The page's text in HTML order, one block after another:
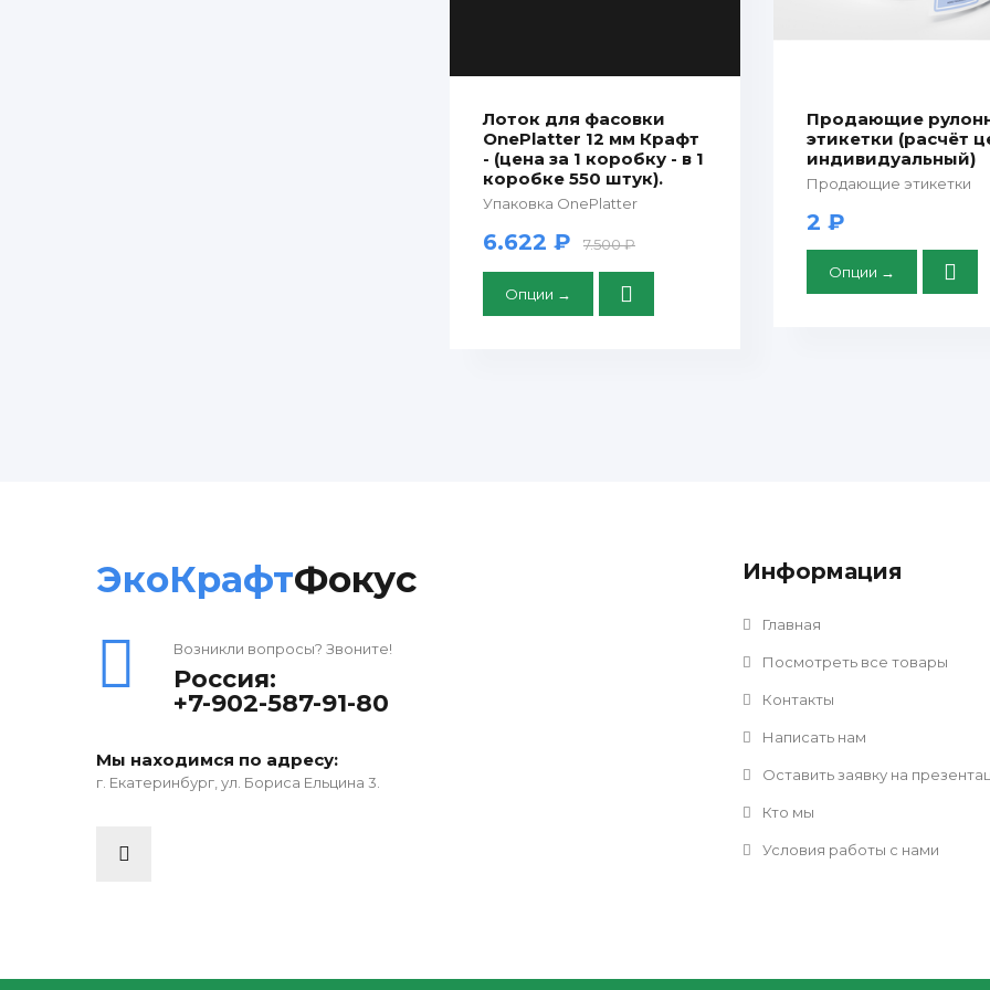
Лоток для фасовки
OnePlatter 12 мм Крафт
- (цена за 1 коробку - в 1
коробке 550 штук).
Упаковка OnePlatter
6.622 ₽ 7.500 ₽
Опции →
Продающие
этикетки (расчёт
индивидуальный)
Продающие этикетки
2 ₽
Опции →
ЭкоКрафтФокус
Возникли вопросы? Звоните!
Россия:
+7-902-587-91-80
Мы находимся по адресу:
г. Екатеринбург, ул. Бориса Ельцина 3.
Информация
Главная
Посмотреть все товары
Контакты
Написать нам
Оставить заявку на
Кто мы
Условия работы с нами